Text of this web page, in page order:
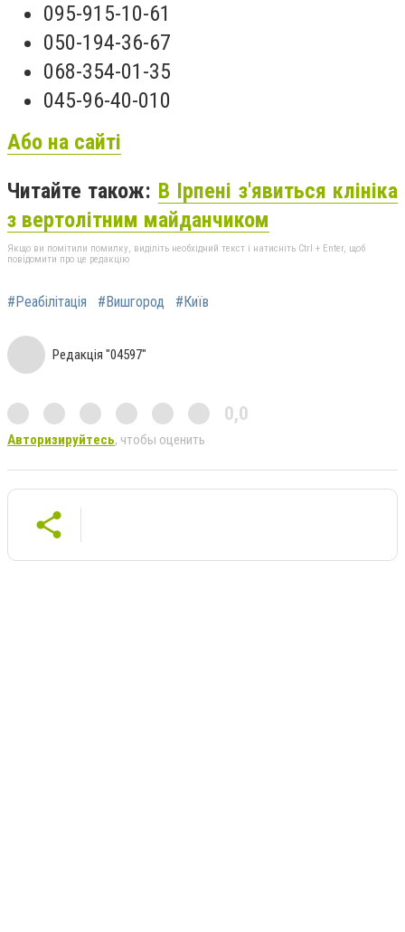
095-915-10-61
050-194-36-67
068-354-01-35
045-96-40-010
Або на сайті
Читайте також: В Ірпені з'явиться клініка
з вертолітним майданчиком
Якщо ви помітили помилку, виділіть необхідний текст і натисніть Ctrl + Enter, щоб
повідомити про це редакцію
#Реабілітація #Вишгород #Київ
Редакція "04597"
0,0
Авторизируйтесь, чтобы оценить